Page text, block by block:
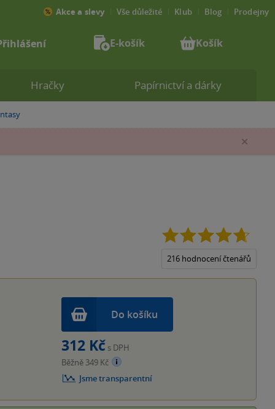
5
216 hodnocení čtenářů
Do košíku
312 Kč s DPH
Běžně 349 Kč
Jsme transparentní
Hračky Papírnictví a dárky
Akce a slevy Vše důležité Klub Blog Prodejny
E-košík Košík